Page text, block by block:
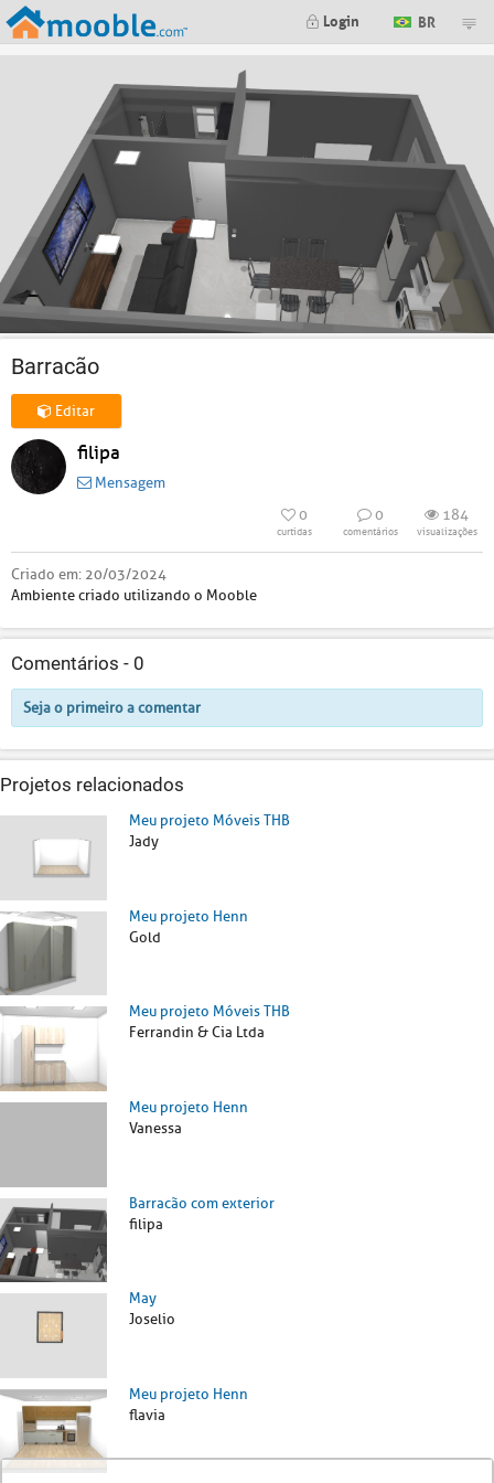
Login BR
Barracão
Editar
filipa
Mensagem
0
curtidas
0
comentários
184
visualizações
Criado em: 20/03/2024
Ambiente criado utilizando o Mooble
Comentários - 0
Seja o primeiro a comentar
Projetos relacionados
Meu projeto Móveis THB
Jady
Meu projeto Henn
Gold
Meu projeto Móveis THB
Ferrandin & Cia Ltda
Meu projeto Henn
Vanessa
Barracão com exterior
filipa
May
Joselio
Meu projeto Henn
flavia